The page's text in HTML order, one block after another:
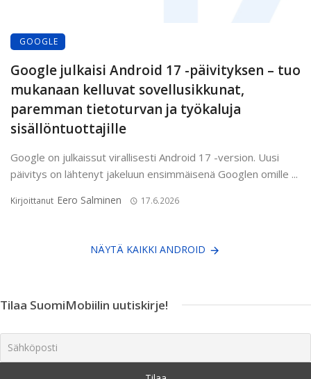
GOOGLE
Google julkaisi Android 17 -päivityksen – tuo
mukanaan kelluvat sovellusikkunat,
paremman tietoturvan ja työkaluja
sisällöntuottajille
Google on julkaissut virallisesti Android 17 -version. Uusi
päivitys on lähtenyt jakeluun ensimmäisenä Googlen omille ...
Kirjoittanut Eero Salminen 17.6.2026
NÄYTÄ KAIKKI ANDROID
Tilaa SuomiMobiilin uutiskirje!